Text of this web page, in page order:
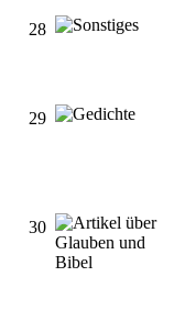
28
29
30